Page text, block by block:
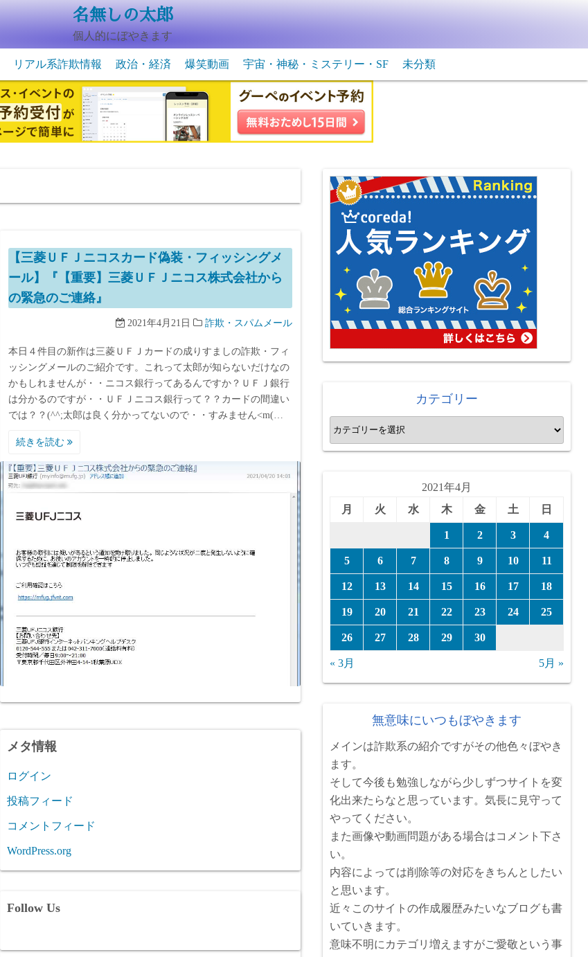
名無しの太郎
個人的にぼやきます
リアル系詐欺情報 政治・経済 爆笑動画
動物系の爆笑動画
宇宙・神秘・ミステリー・SF
未確認生物・飛行物体
宇宙・ＳＦ
未分類
【三菱ＵＦＪニコスカード偽装・フィッシングメ
ール】『【重要】三菱ＵＦＪニコス株式会社から
の緊急のご連絡』
2021年4月21日 詐欺・スパムメール
本日４件目の新作は三菱ＵＦＪカードの成りすましの詐欺・フィ
ッシングメールのご紹介です。これって太郎が知らないだけなの
かもしれませんが・・ニコス銀行ってあるんですか？ＵＦＪ銀行
は分かるのですが・・ＵＦＪニコス銀行って？？カードの間違い
では？？(^^;太郎は良く分かってないので・・すみません<m(…
続きを読む
メタ情報
ログイン
投稿フィード
コメントフィード
WordPress.org
Follow Us
カテゴリー
カ
テ
2021年4月
月
火 水 木 金 土 日
1 2 3 4
5 6 7 8 9 10 11
12 13 14 15 16 17 18
19 20 21 22 23 24 25
26 27 28 29 30
« 3月 5月 »
無意味にいつもぼやきます
メインは詐欺系の紹介ですがその他色々ぼやき
ます。
そして今後も勉強しながら少しずつサイトを変
化出来たらなと思っています。気長に見守って
やってください。
また画像や動画問題がある場合はコメント下さ
い。
内容によっては削除等の対応をきちんとしたい
と思います。
近々このサイトの作成履歴みたいなブログも書
いていきます。
意味不明にカテゴリ増えますがご愛敬という事